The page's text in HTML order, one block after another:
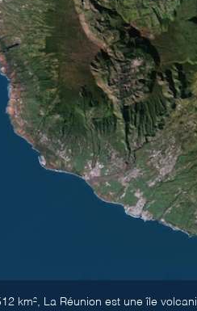
km², La Réunion est une île